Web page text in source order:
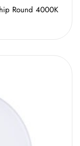
Round 4000K